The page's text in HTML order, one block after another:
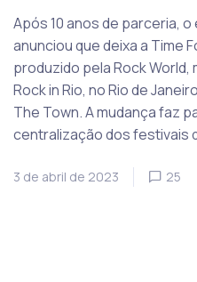
Após 10 anos de parceria,
anunciou que deixa a Time
produzido pela Rock
Rock in Rio, no Rio de
The Town. A mudança faz
centralização dos festivais
3 de abril de 2023 25